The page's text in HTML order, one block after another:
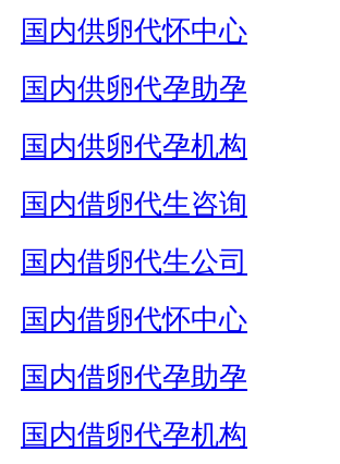
国内供卵代怀中心
国内供卵代孕助孕
国内供卵代孕机构
国内借卵代生咨询
国内借卵代生公司
国内借卵代怀中心
国内借卵代孕助孕
国内借卵代孕机构